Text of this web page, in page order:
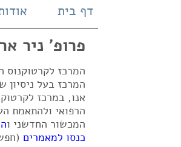
דף בית
פרופ' ניר
המרכז לקרטוקנוס
אנו, במרכז
הרפואי ולהתאמת
המכשור החדשני ו
כנסו למאמרים